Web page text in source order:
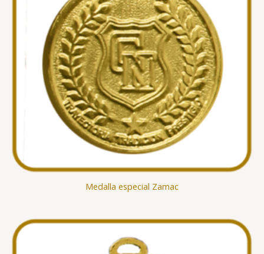
Medalla especial Zamac